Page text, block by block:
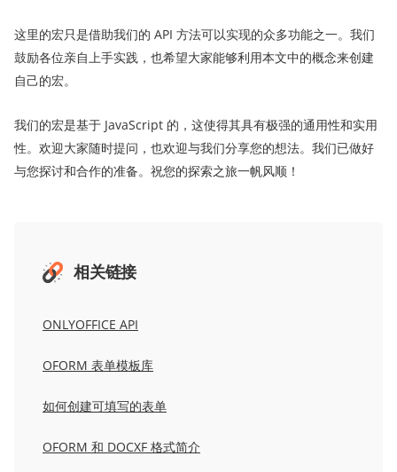
这里的宏只是借助我们的 API 方法可以实现的众多功能之一。我们
鼓励各位亲自上手实践，也希望大家能够利用本文中的概念来创建
自己的宏。
我们的宏是基于 JavaScript 的，这使得其具有极强的通用性和实用
性。欢迎大家随时提问，也欢迎与我们分享您的想法。我们已做好
与您探讨和合作的准备。祝您的探索之旅一帆风顺！
相关链接
ONLYOFFICE API
OFORM 表单模板库
如何创建可填写的表单
OFORM 和 DOCXF 格式简介